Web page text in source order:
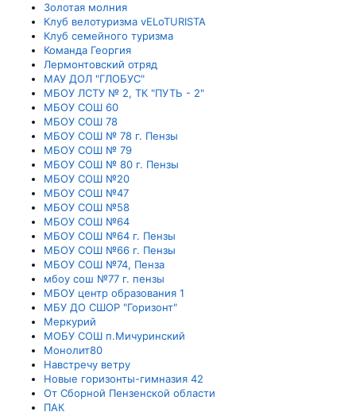
Золотая молния
Клуб велотуризма vELoTURISTA
Клуб семейного туризма
Команда Георгия
Лермонтовский отряд
МАУ ДОЛ "ГЛОБУС"
МБОУ ЛСТУ № 2, ТК "ПУТЬ - 2"
МБОУ СОШ 60
МБОУ СОШ 78
МБОУ СОШ № 78 г. Пензы
МБОУ СОШ № 79
МБОУ СОШ № 80 г. Пензы
МБОУ СОШ №20
МБОУ СОШ №47
МБОУ СОШ №58
МБОУ СОШ №64
МБОУ СОШ №64 г. Пензы
МБОУ СОШ №66 г. Пензы
МБОУ СОШ №74, Пенза
мбоу сош №77 г. пензы
МБОУ центр образования 1
МБУ ДО СШОР "Горизонт"
Меркурий
МОБУ СОШ п.Мичуринский
Монолит80
Навстречу ветру
Новые горизонты-гимназия 42
От Сборной Пензенской области
ПАК